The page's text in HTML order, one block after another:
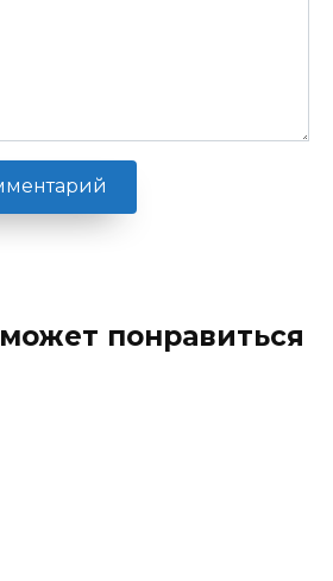
понравиться